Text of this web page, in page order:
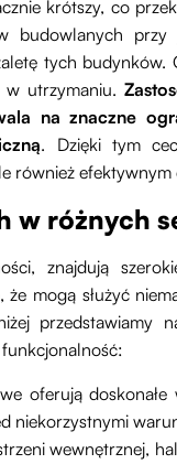
krótszy, co
budowlanych
tych budynków.
w utrzymaniu.
na znaczne
. Dzięki tym
również efektywnym
w różnych
znajdują
mogą służyć
przedstawiamy
oferują
niekorzystnymi
wewnętrznej,